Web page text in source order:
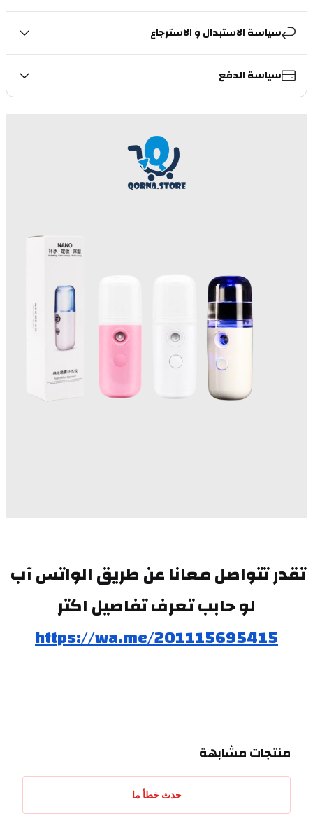
سياسة الاستبدال و الاسترجاع
سياسة الدفع
لو حابب تعرف تفاصيل اكتر
https://wa.me/201115695415
منتجات مشابهة
حدث خطأ ما